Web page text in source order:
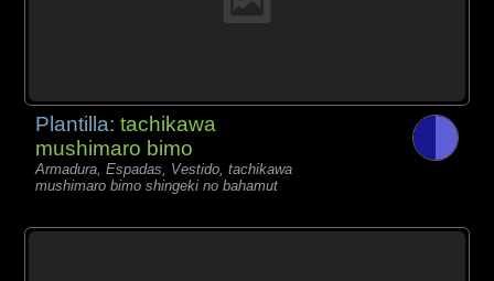
Plantilla:tachikawa
mushimaro bimo
Armadura, Espadas, Vestido, tachikawa
mushimaro bimo shingeki no bahamut